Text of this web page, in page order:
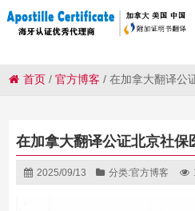
首页 /官方博客 /在加拿大翻译公
在加拿大翻译公证北京社保
2025/09/13 分类:官方博客